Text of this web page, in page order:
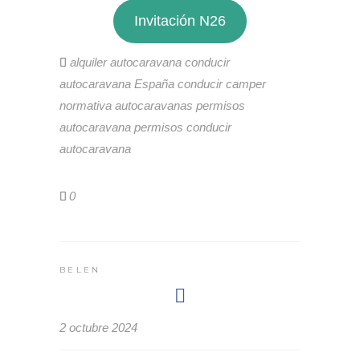
Invitación N26
alquiler autocaravana conducir
autocaravana España conducir camper
normativa autocaravanas permisos
autocaravana permisos conducir
autocaravana
0
BELEN
2 octubre 2024